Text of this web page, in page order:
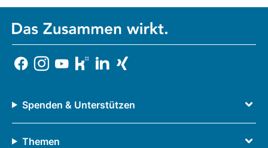
Spenden & Unterstützen
Themen